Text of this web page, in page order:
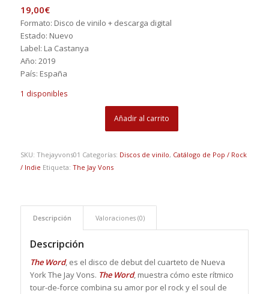
19,00€
Formato: Disco de vinilo + descarga digital
Estado: Nuevo
Label: La Castanya
Año: 2019
País: España
1 disponibles
Añadir al carrito
SKU: Thejayvons01 Categorías: Discos de vinilo, Catálogo de Pop / Rock
/ Indie Etiqueta: The Jay Vons
Descripción Valoraciones (0)
Descripción
The Word, es el disco de debut del cuarteto de Nueva
York The Jay Vons. The Word, muestra cómo este rítmico
tour-de-force combina su amor por el rock y el soul de